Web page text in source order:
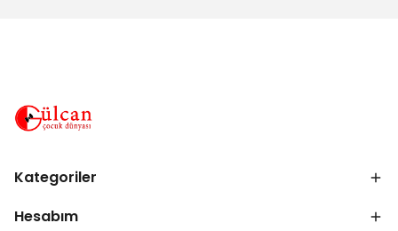
Kategoriler
Hesabım